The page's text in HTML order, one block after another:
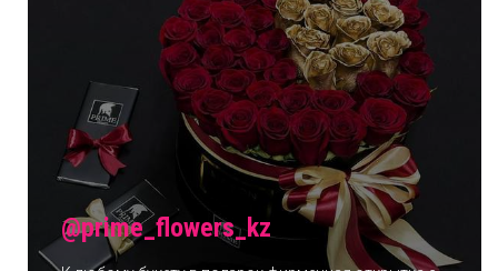
@prime_flowers_kz